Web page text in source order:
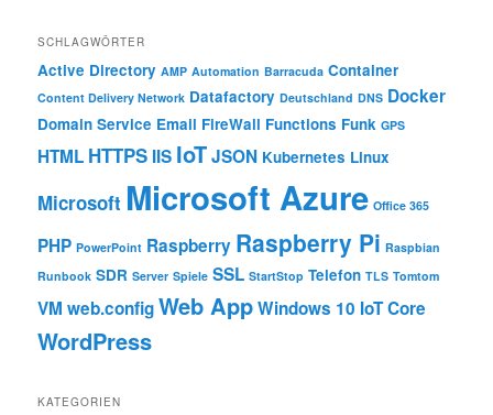
SCHLAGWÖRTER
Active Directory AMP Automation Barracuda Container
Content Delivery Network Datafactory Deutschland DNS Docker
Domain Service Email FireWall Functions Funk GPS
HTML HTTPS IIS IoTJSON Kubernetes Linux
Microsoft Microsoft Azure Office 365
PHP PowerPoint Raspberry Raspberry Pi Raspbian
Runbook SDR Server Spiele SSL StartStop Telefon TLS Tomtom
VM web.configWeb AppWindows 10 IoT Core
WordPress
KATEGORIEN